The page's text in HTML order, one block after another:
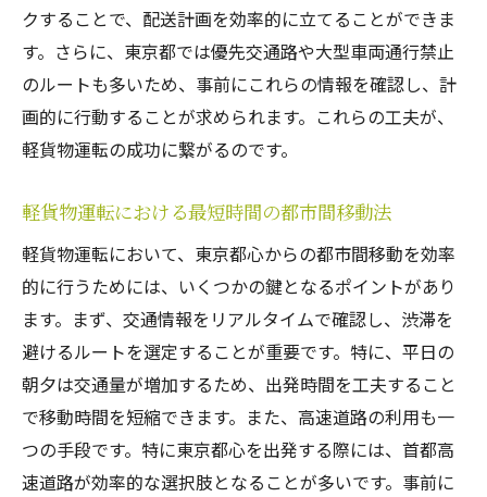
クすることで、配送計画を効率的に立てることができま
す。さらに、東京都では優先交通路や大型車両通行禁止
のルートも多いため、事前にこれらの情報を確認し、計
画的に行動することが求められます。これらの工夫が、
軽貨物運転の成功に繋がるのです。
軽貨物運転における最短時間の都市間移動法
軽貨物運転において、東京都心からの都市間移動を効率
的に行うためには、いくつかの鍵となるポイントがあり
ます。まず、交通情報をリアルタイムで確認し、渋滞を
避けるルートを選定することが重要です。特に、平日の
朝夕は交通量が増加するため、出発時間を工夫すること
で移動時間を短縮できます。また、高速道路の利用も一
つの手段です。特に東京都心を出発する際には、首都高
速道路が効率的な選択肢となることが多いです。事前に